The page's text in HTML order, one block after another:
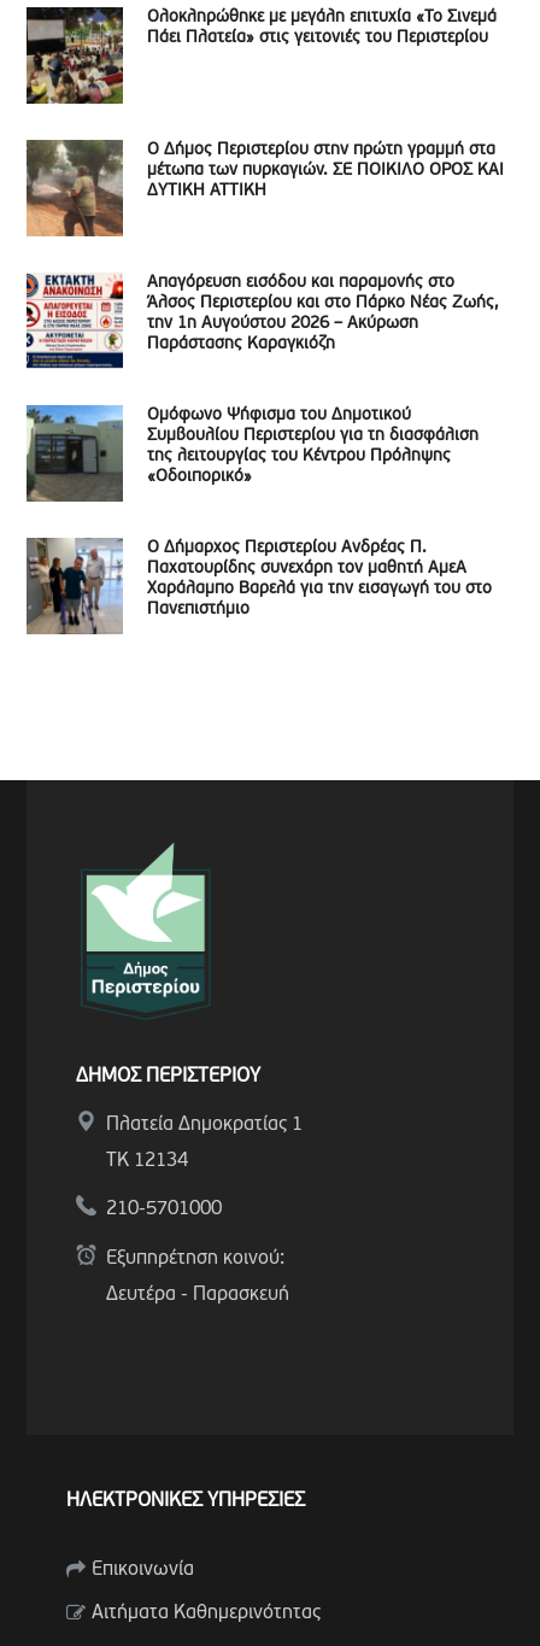
Ολοκληρώθηκε με μεγάλη επιτυχία «Το Σινεμά
Πάει Πλατεία» στις γειτονιές του Περιστερίου
Ο Δήμος Περιστερίου στην πρώτη γραμμή στα
μέτωπα των πυρκαγιών. ΣΕ ΠΟΙΚΙΛΟ ΟΡΟΣ ΚΑΙ
ΔΥΤΙΚΗ ΑΤΤΙΚΗ
Απαγόρευση εισόδου και παραμονής στο
Άλσος Περιστερίου και στο Πάρκο Νέας Ζωής,
την 1η Αυγούστου 2026 – Ακύρωση
Παράστασης Καραγκιόζη
Ομόφωνο Ψήφισμα του Δημοτικού
Συμβουλίου Περιστερίου για τη διασφάλιση
της λειτουργίας του Κέντρου Πρόληψης
«Οδοιπορικό»
Ο Δήμαρχος Περιστερίου Ανδρέας Π.
Παχατουρίδης συνεχάρη τον μαθητή ΑμεΑ
Χαράλαμπο Βαρελά για την εισαγωγή του στο
Πανεπιστήμιο
ΔΗΜΟΣ ΠΕΡΙΣΤΕΡΙΟΥ
Πλατεία Δημοκρατίας 1
ΤΚ 12134
210-5701000
Εξυπηρέτηση κοινού:
Δευτέρα - Παρασκευή
ΗΛΕΚΤΡΟΝΙΚΕΣ ΥΠΗΡΕΣΙΕΣ
Επικοινωνία
Αιτήματα Καθημερινότητας